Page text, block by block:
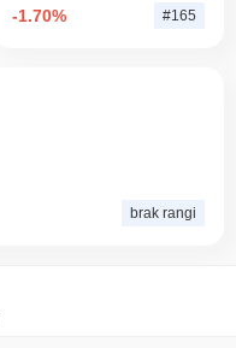
-1.70% #165
brak rangi